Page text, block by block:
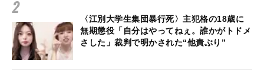
〈江別大学生集団暴行死〉主犯格の18歳に
無期懲役「自分はやってねぇ。誰かがトドメ
さした」裁判で明かされた“他責ぶり”